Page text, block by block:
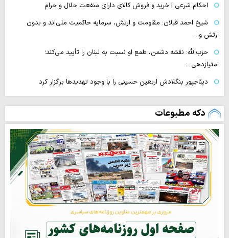
احکام شرعی | خرید و فروش کالای دارای منفعت حلال و حرام
شیخ احمد قبلان: مقاومت و ارتش، سرمایه حاکمیت ملی‌اند و بدون
ارتش و…
حزب‌الله: نقشه دشمن، طمع‌ او نسبت به لبنان را تأیید می‌کند؛
امتیازدهی…
دیِنَاجپور بنگلادش اربعین حسینی را با وجود تهدیدها برگزار کرد
دکه مطبوعات